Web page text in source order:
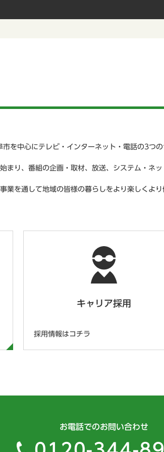
を中心にテレビ・インターネット・電話の3つ
まり、番組の企画・取材、放送、システム・ネ
業を通して地域の皆様の暮らしをより楽しくよ
キャリア採用
採用情報はコチラ
お電話でのお問い合わせ